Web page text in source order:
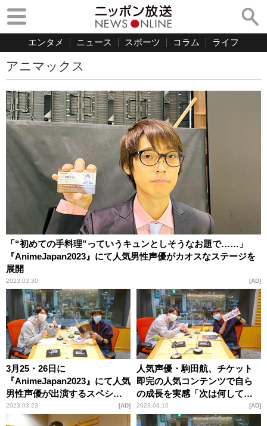
エンタメ ニュース スポーツ コラム ライフ
アニマックス
「“初めての手料理”っていうキュンとしそうなお題で……」
『AnimeJapan2023』にて人気男性声優がカオスなステージを
展開
2023.03.30 AD
3月25・26日に
『AnimeJapan2023』にて人気
男性声優が出演するスペシャ
ルステージを開催！『ようこ
そ妄想営業部へ』を特集
2023.03.23 AD
人気声優・駒田航、チケット
即完の人気コンテンツで自ら
の成長を実感「次は何してや
ろうかな？ぐらいの気持ち
に」
2023.03.16 AD